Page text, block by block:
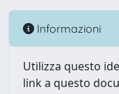
Informazioni
Utilizza questo
link a questo